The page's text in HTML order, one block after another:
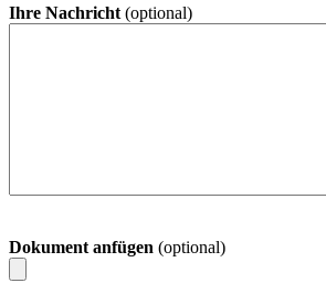
Ihre Nachricht (optional)
Dokument anfügen (optional)